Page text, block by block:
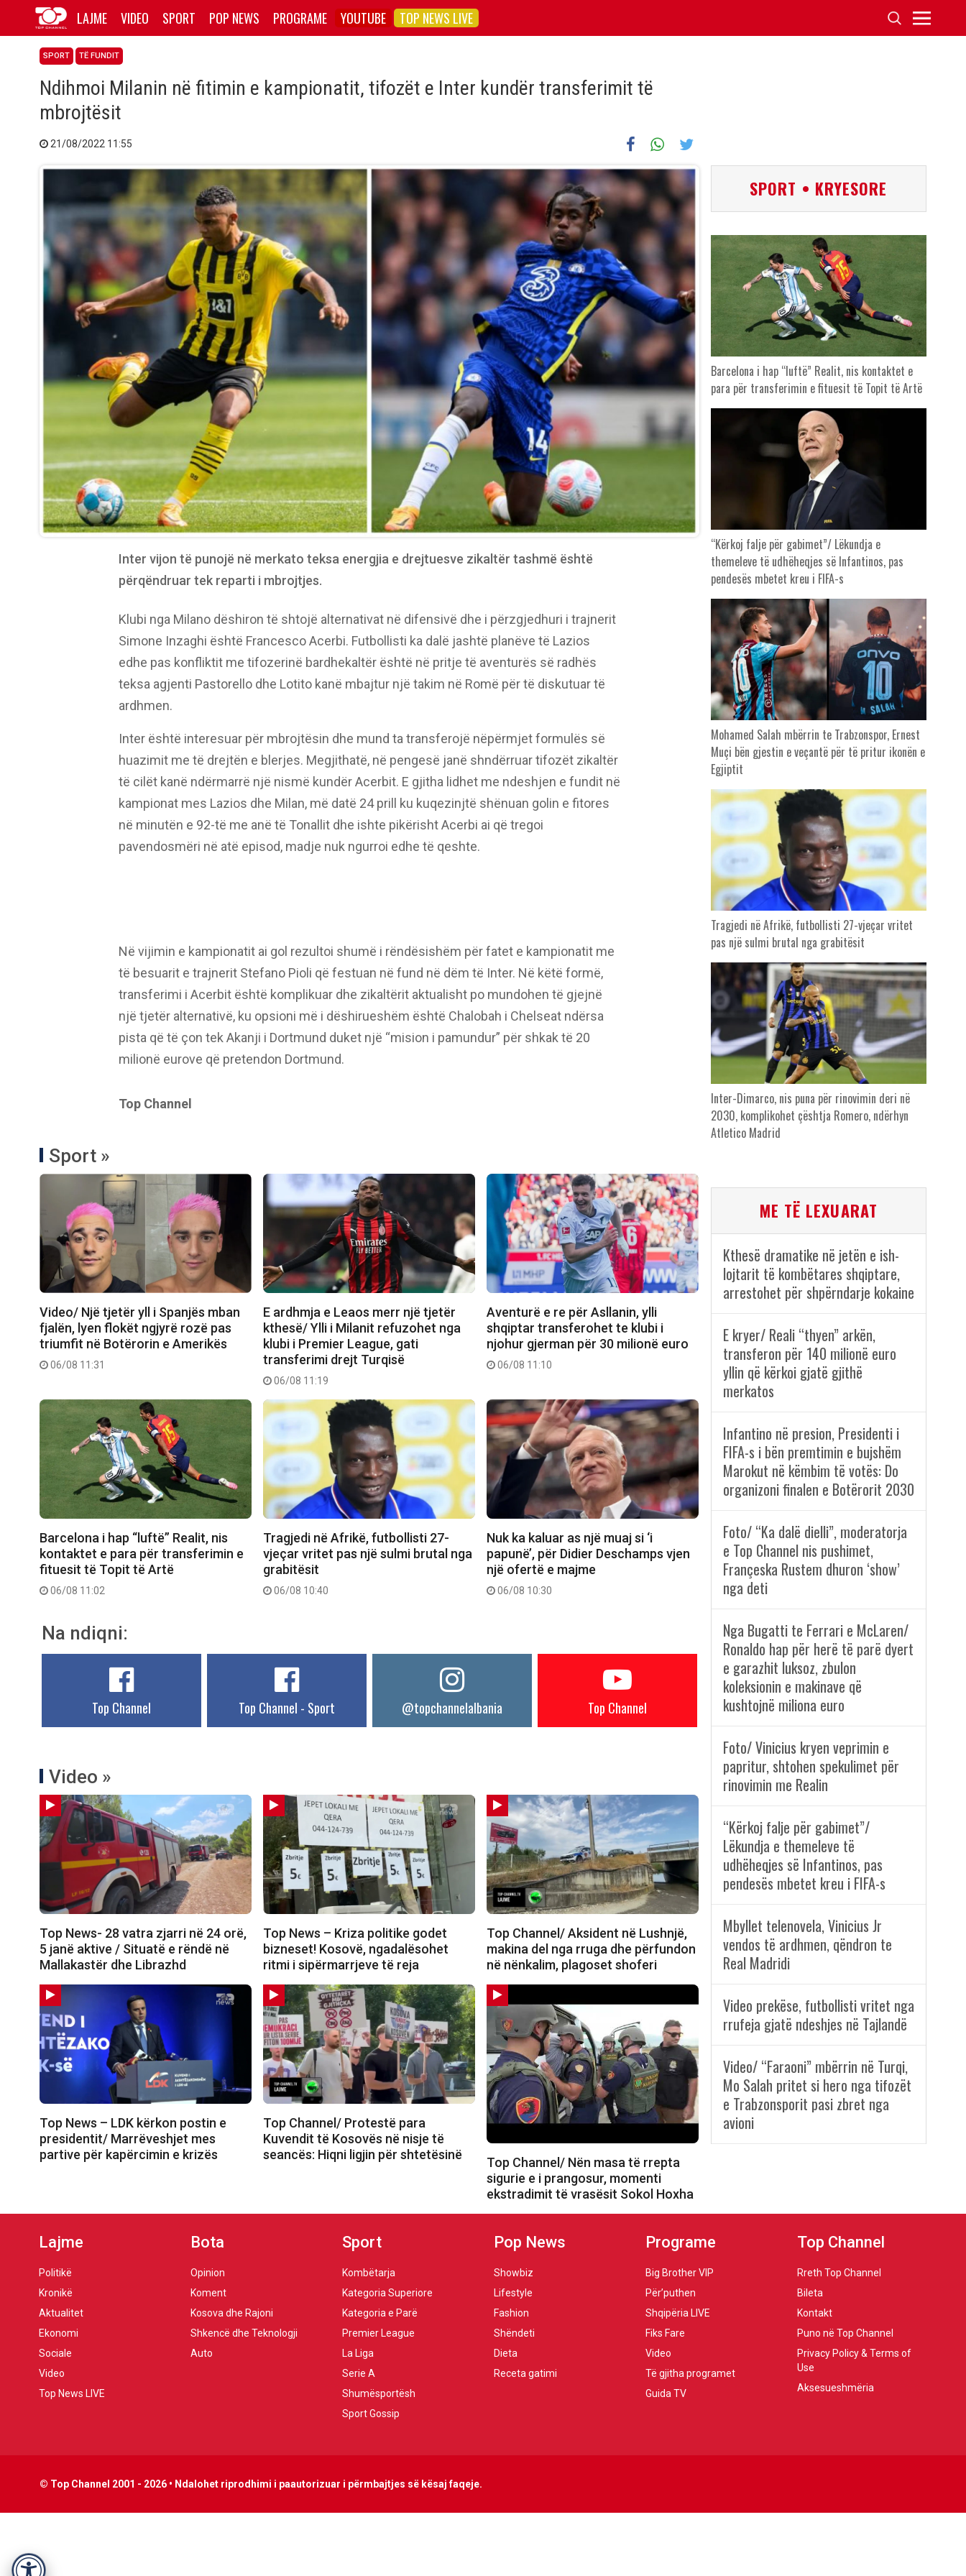
LAJME VIDEO SPORT POP NEWS PROGRAME YOUTUBE TOP NEWS LIVE
SPORT TË FUNDIT
Ndihmoi Milanin në fitimin e kampionatit, tifozët e Inter kundër transferimit të
mbrojtësit
21/08/2022 11:55
Inter vijon të punojë në merkato teksa energjia e drejtuesve zikaltër tashmë është
përqëndruar tek reparti i mbrojtjes.
Klubi nga Milano dëshiron të shtojë alternativat në difensivë dhe i përzgjedhuri i trajnerit
Simone Inzaghi është Francesco Acerbi. Futbollisti ka dalë jashtë planëve të Lazios
edhe pas konfliktit me tifozerinë bardhekaltër është në pritje të aventurës së radhës
teksa agjenti Pastorello dhe Lotito kanë mbajtur një takim në Romë për të diskutuar të
ardhmen.
Inter është interesuar për mbrojtësin dhe mund ta transferojë nëpërmjet formulës së
huazimit me të drejtën e blerjes. Megjithatë, në pengesë janë shndërruar tifozët zikaltër
të cilët kanë ndërmarrë një nismë kundër Acerbit. E gjitha lidhet me ndeshjen e fundit në
kampionat mes Lazios dhe Milan, më datë 24 prill ku kuqezinjtë shënuan golin e fitores
në minutën e 92-të me anë të Tonallit dhe ishte pikërisht Acerbi ai që tregoi
pavendosmëri në atë episod, madje nuk ngurroi edhe të qeshte.
Në vijimin e kampionatit ai gol rezultoi shumë i rëndësishëm për fatet e kampionatit me
të besuarit e trajnerit Stefano Pioli që festuan në fund në dëm të Inter. Në këtë formë,
transferimi i Acerbit është komplikuar dhe zikaltërit aktualisht po mundohen të gjejnë
një tjetër alternativë, ku opsioni më i dëshirueshëm është Chalobah i Chelseat ndërsa
pista që të çon tek Akanji i Dortmund duket një “mision i pamundur” për shkak të 20
milionë eurove që pretendon Dortmund.
Top Channel
Sport »
Video/ Një tjetër yll i Spanjës mban
fjalën, lyen flokët ngjyrë rozë pas
triumfit në Botërorin e Amerikës
06/08 11:31
E ardhmja e Leaos merr një tjetër
kthesë/ Ylli i Milanit refuzohet nga
klubi i Premier League, gati
transferimi drejt Turqisë
06/08 11:19
Aventurë e re për Asllanin, ylli
shqiptar transferohet te klubi i
njohur gjerman për 30 milionë euro
06/08 11:10
Barcelona i hap “luftë” Realit, nis
kontaktet e para për transferimin e
fituesit të Topit të Artë
06/08 11:02
Tragjedi në Afrikë, futbollisti 27-
vjeçar vritet pas një sulmi brutal nga
grabitësit
06/08 10:40
Nuk ka kaluar as një muaj si ‘i
papunë’, për Didier Deschamps vjen
një ofertë e majme
06/08 10:30
Na ndiqni:
Top Channel Top Channel - Sport @topchannelalbania Top Channel
Video »
Top News- 28 vatra zjarri në 24 orë,
5 janë aktive / Situatë e rëndë në
Mallakastër dhe Librazhd
Top News – Kriza politike godet
bizneset! Kosovë, ngadalësohet
ritmi i sipërmarrjeve të reja
Top Channel/ Aksident në Lushnjë,
makina del nga rruga dhe përfundon
në nënkalim, plagoset shoferi
Top News – LDK kërkon postin e
presidentit/ Marrëveshjet mes
partive për kapërcimin e krizës
Top Channel/ Protestë para
Kuvendit të Kosovës në nisje të
seancës: Hiqni ligjin për shtetësinë
Top Channel/ Nën masa të rrepta
sigurie e i prangosur, momenti
ekstradimit të vrasësit Sokol Hoxha
SPORT • KRYESORE
Barcelona i hap “luftë” Realit, nis kontaktet e
para për transferimin e fituesit të Topit të Artë
“Kërkoj falje për gabimet”/ Lëkundja e
themeleve të udhëheqjes së Infantinos, pas
pendesës mbetet kreu i FIFA-s
Mohamed Salah mbërrin te Trabzonspor, Ernest
Muçi bën gjestin e veçantë për të pritur ikonën e
Egjiptit
Tragjedi në Afrikë, futbollisti 27-vjeçar vritet
pas një sulmi brutal nga grabitësit
Inter-Dimarco, nis puna për rinovimin deri në
2030, komplikohet çështja Romero, ndërhyn
Atletico Madrid
ME TË LEXUARAT
Kthesë dramatike në jetën e ish-
lojtarit të kombëtares shqiptare,
arrestohet për shpërndarje kokaine
E kryer/ Reali “thyen” arkën,
transferon për 140 milionë euro
yllin që kërkoi gjatë gjithë
merkatos
Infantino në presion, Presidenti i
FIFA-s i bën premtimin e bujshëm
Marokut në këmbim të votës: Do
organizoni finalen e Botërorit 2030
Foto/ “Ka dalë dielli”, moderatorja
e Top Channel nis pushimet,
Françeska Rustem dhuron ‘show’
nga deti
Nga Bugatti te Ferrari e McLaren/
Ronaldo hap për herë të parë dyert
e garazhit luksoz, zbulon
koleksionin e makinave që
kushtojnë miliona euro
Foto/ Vinicius kryen veprimin e
papritur, shtohen spekulimet për
rinovimin me Realin
“Kërkoj falje për gabimet”/
Lëkundja e themeleve të
udhëheqjes së Infantinos, pas
pendesës mbetet kreu i FIFA-s
Mbyllet telenovela, Vinicius Jr
vendos të ardhmen, qëndron te
Real Madridi
Video prekëse, futbollisti vritet nga
rrufeja gjatë ndeshjes në Tajlandë
Video/ “Faraoni” mbërrin në Turqi,
Mo Salah pritet si hero nga tifozët
e Trabzonsporit pasi zbret nga
avioni
Lajme
Politikë
Kronikë
Aktualitet
Ekonomi
Sociale
Video
Top News LIVE
Bota
Opinion
Koment
Kosova dhe Rajoni
Shkencë dhe Teknologji
Auto
Sport
Kombëtarja
Kategoria Superiore
Kategoria e Parë
Premier League
La Liga
Serie A
Shumësportësh
Sport Gossip
Pop News
Showbiz
Lifestyle
Fashion
Shëndeti
Dieta
Receta gatimi
Programe
Big Brother VIP
Për’puthen
Shqipëria LIVE
Fiks Fare
Video
Të gjitha programet
Guida TV
Top Channel
Rreth Top Channel
Bileta
Kontakt
Puno në Top Channel
Privacy Policy & Terms of
Use
Aksesueshmëria
© Top Channel 2001 - 2026 • Ndalohet riprodhimi i paautorizuar i përmbajtjes së kësaj faqeje.